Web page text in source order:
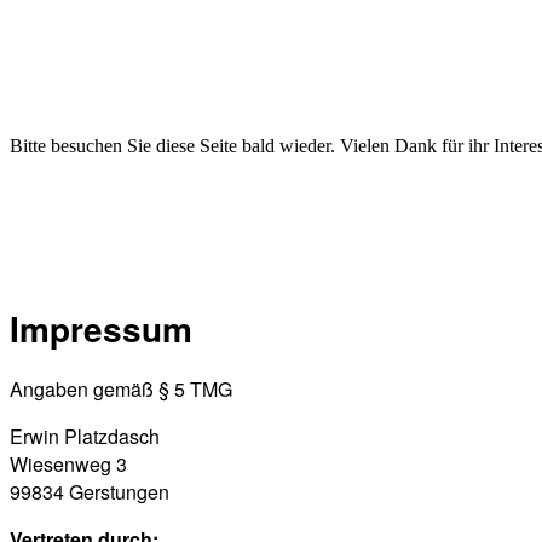
Bitte besuchen Sie diese Seite bald wieder. Vielen Dank für ihr
Impressum
Angaben gemäß § 5 TMG
Erwin Platzdasch
Wiesenweg 3
99834 Gerstungen